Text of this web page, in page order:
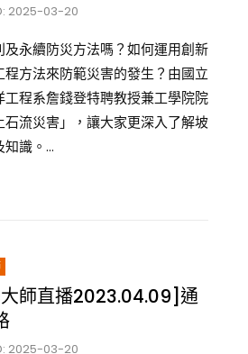
2025-03-20
永續防災方法嗎？如何運用創新
方法來防範災害的發生？由國立
工程系詹錢登特聘教授兼工學院院
流災害」，讓大家更深入了解坡
識。...
師直播2023.04.09]通
2025-03-20